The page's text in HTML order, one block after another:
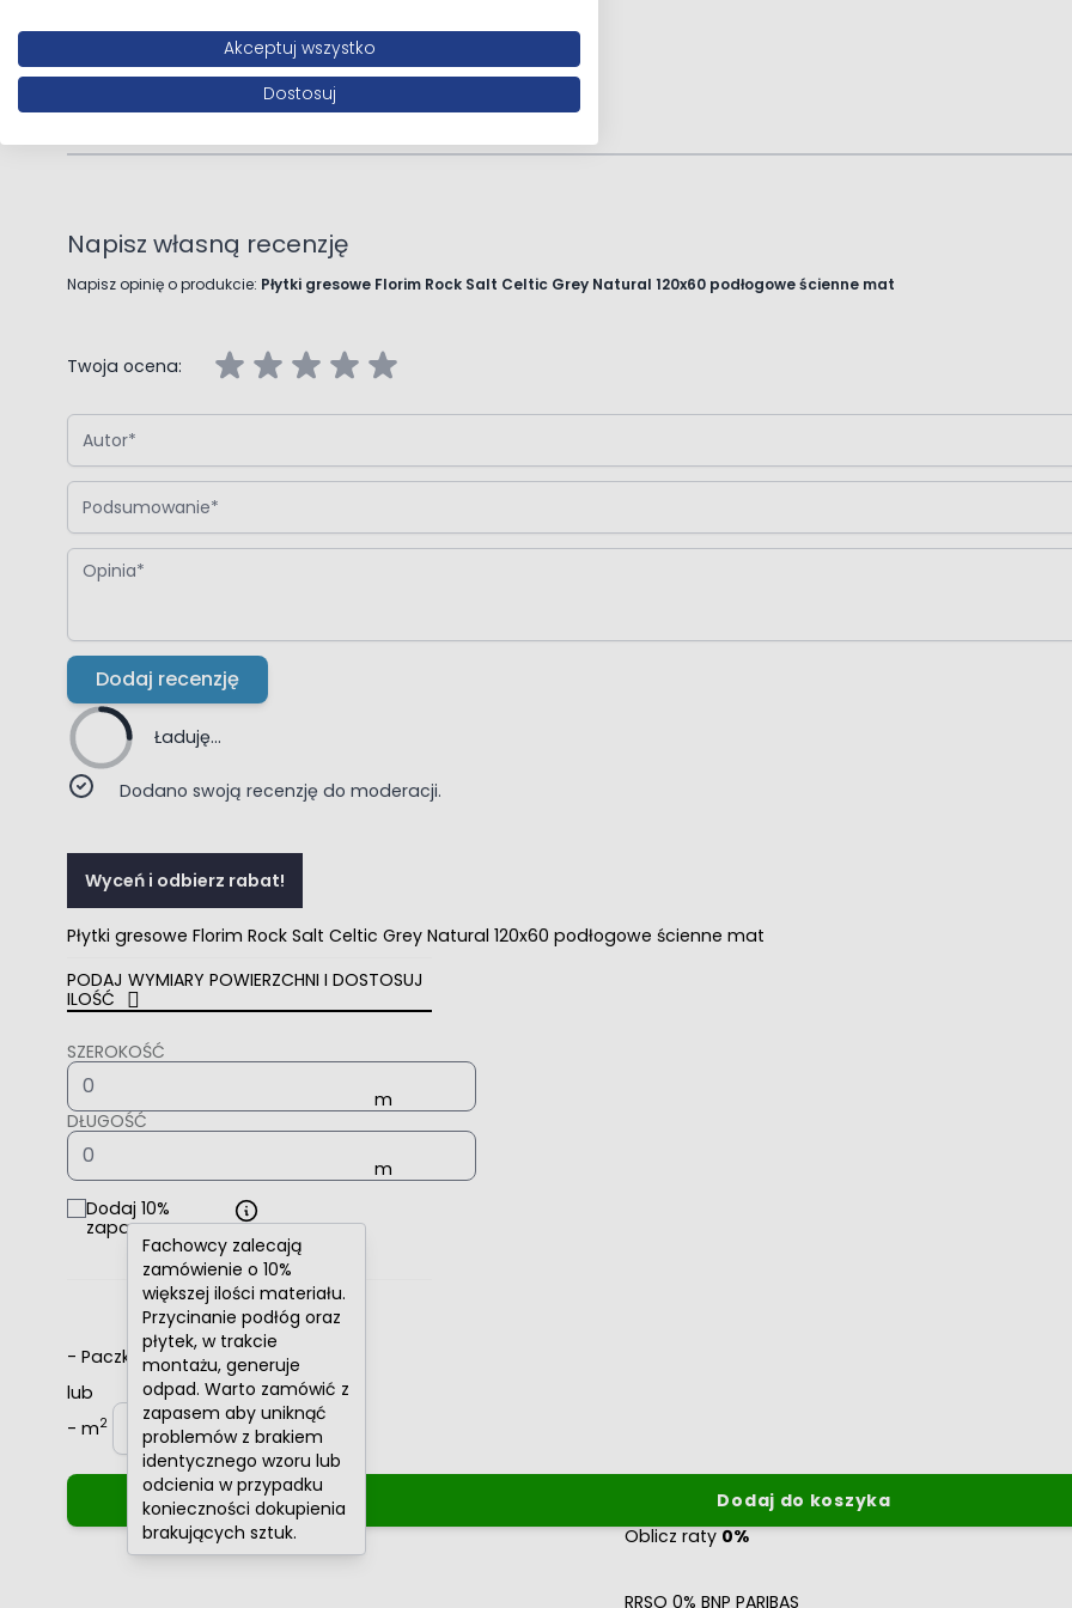
Opinie klientów
Napisz własną recenzję
Napisz opinię o produkcie: Płytki gresowe Florim Rock Salt Celtic Grey Natural 120x60 podłogowe ścienne mat
Twoja ocena:
Autor
Podsumowanie
Opinia
Dodaj recenzję
Ładuję...
Dodano swoją recenzję do moderacji.
Wyceń i odbierz rabat!
Płytki gresowe Florim Rock Salt Celtic Grey Natural 120x60 podłogowe ścienne mat
PODAJ WYMIARY POWIERZCHNI I DOSTOSUJ
ILOŚĆ
SZEROKOŚĆ
DŁUGOŚĆ
Dodaj 10%
zapasu
Fachowcy zalecają
zamówienie o 10%
większej ilości materiału.
Przycinanie podłóg oraz
płytek, w trakcie
montażu, generuje
odpad. Warto zamówić z
zapasem aby uniknąć
problemów z brakiem
identycznego wzoru lub
odcienia w przypadku
konieczności dokupienia
brakujących sztuk.
- Paczki
+
lub
- m2
+
Dodaj do koszyka
Oblicz raty0%
RRSO 0% BNP PARIBAS
Akceptuj wszystko
Dostosuj